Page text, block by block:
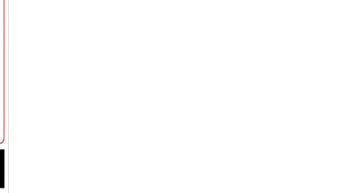
】-渝中大坪易登网
的通知_全搜九龙坡网
询）_巴南资质代办-爱喇叭网
企业少“跑路”-经典重庆
狐网
启辰工商重庆工商年检今题网
公告-十环招标网